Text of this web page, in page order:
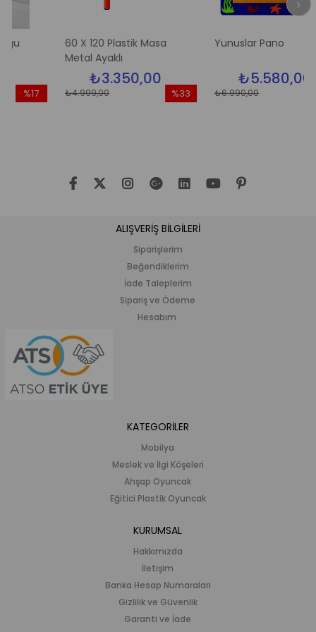
60 X 120 Plastik Masa
Metal Ayaklı
₺3.350,00
₺4.999,00
Yunuslar Pano
₺5.580,00
₺6.990,00
ALIŞVERİŞ BİLGİLERİ
Siparişlerim
Beğendiklerim
İade Taleplerim
Sipariş ve Ödeme
Hesabım
KATEGORİLER
Mobilya
Meslek ve İlgi Köşeleri
Ahşap Oyuncak
Eğitici Plastik Oyuncak
KURUMSAL
Hakkımızda
İletişim
Banka Hesap Numaraları
Gizlilik ve Güvenlik
Garanti ve İade